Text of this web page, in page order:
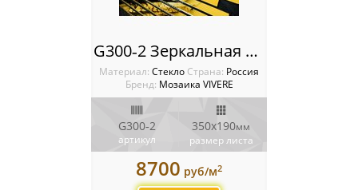
G300‐2 Зеркальная мозаика VIVERE VANTAGGIO
Материал: Стекло Cтрана: Россия
Бренд: Мозаика VIVERE
G300‐2
артикул
350х190мм
размер листа
8700 руб/м2